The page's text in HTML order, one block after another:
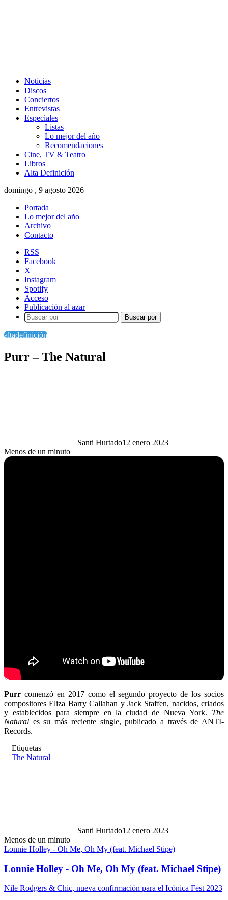
Noticias
Discos
Conciertos
Entrevistas
Especiales
Listas
Lo mejor del año
Recomendaciones
Cine, TV & Teatro
Libros
Alta Definición
domingo , 9 agosto 2026
Portada
Lo mejor del año
Archivo
Contacto
RSS
Facebook
X
Instagram
Spotify
Acceso
Publicación al azar
Buscar por
altadefinición
Purr – The Natural
Santi Hurtado12 enero 2023
Menos de un minuto
Purr comenzó en 2017 como el segundo proyecto de los socios
compositores Eliza Barry Callahan y Jack Staffen, nacidos, criados
y establecidos para siempre en la ciudad de Nueva York. The
Natural es su más reciente single, publicado a través de ANTI-
Records.
Etiquetas
The Natural
Santi Hurtado12 enero 2023
Menos de un minuto
Lonnie Holley - Oh Me, Oh My (feat. Michael Stipe)
Lonnie Holley - Oh Me, Oh My (feat. Michael Stipe)
Nile Rodgers & Chic, nueva confirmación para el Icónica Fest 2023